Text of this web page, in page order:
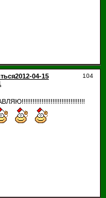
104
2012-04-15